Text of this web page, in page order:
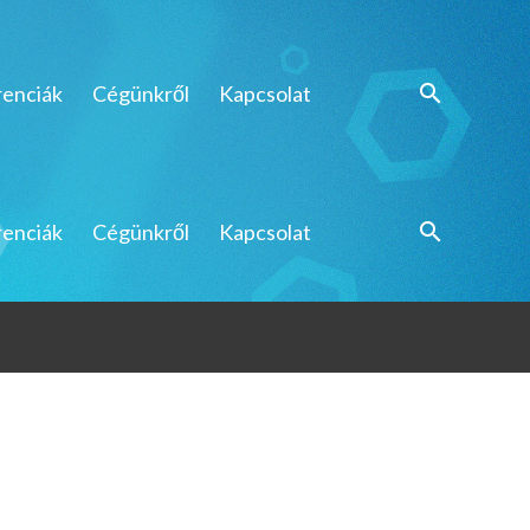
Cégünkről Kapcsolat
Cégünkről Kapcsolat